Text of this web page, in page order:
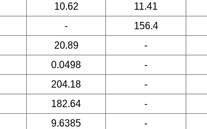
10.62 11.41
- 156.4
20.89 -
0.0498 -
204.18 -
182.64 -
9.6385 -